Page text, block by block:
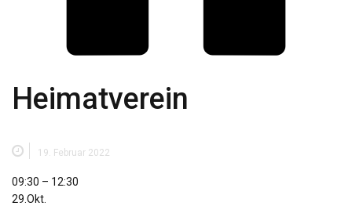
Heimatverein
19. Februar 2022
Heimatverein
09:30 – 12:30
29.Okt.